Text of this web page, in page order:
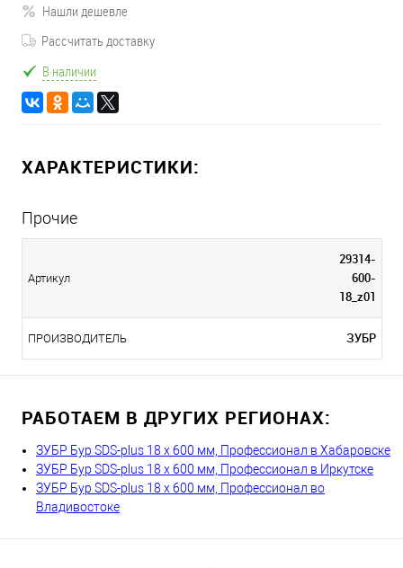
Нашли дешевле
Рассчитать доставку
В наличии
ХАРАКТЕРИСТИКИ:
Прочие
Артикул
29314-
600-
18_z01
ПРОИЗВОДИТЕЛЬ ЗУБР
РАБОТАЕМ В ДРУГИХ РЕГИОНАХ:
ЗУБР Бур SDS-plus 18 x 600 мм, Профессионал в Хабаровске
ЗУБР Бур SDS-plus 18 x 600 мм, Профессионал в Иркутске
ЗУБР Бур SDS-plus 18 x 600 мм, Профессионал во
Владивостоке